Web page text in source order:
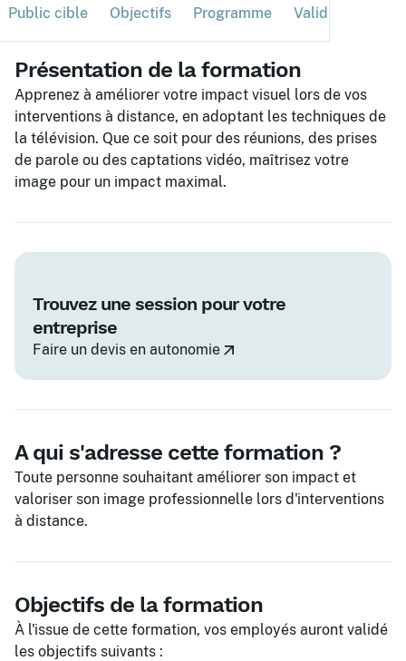
Public cible Objectifs Programme Validation
Présentation de la formation
Apprenez à améliorer votre impact visuel lors de vos
interventions à distance, en adoptant les techniques de
la télévision. Que ce soit pour des réunions, des prises
de parole ou des captations vidéo, maîtrisez votre
image pour un impact maximal.
Trouvez une session pour votre
entreprise
Faire un devis en autonomie
A qui s'adresse cette formation ?
Toute personne souhaitant améliorer son impact et
valoriser son image professionnelle lors d'interventions
à distance.
Objectifs de la formation
À l'issue de cette formation, vos employés auront validé
les objectifs suivants :